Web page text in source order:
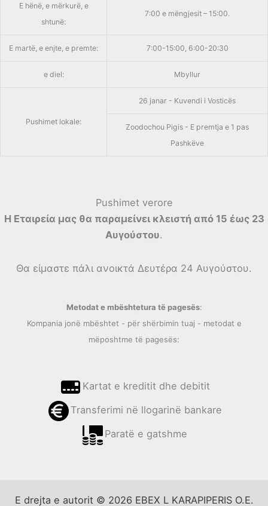
E hënë, e mërkurë, e
shtunë:
7:00 e mëngjesit – 15:00.
E martë, e enjte, e premte: 7:00-15:00, 6:00-20:30
e diel: Mbyllur
Pushimet lokale:
26 janar - Kuvendi i Vosticës
Zoodochou Pigis - E premtja e 1 pas
Pashkëve
Pushimet verore
Η Εταιρεία μας θα παραμείνει κλειστή από 15 έως 23
Αυγούστου.
Θα είμαστε πάλι ανοικτά Δευτέρα 24 Αυγούστου.
Metodat e mbështetura të pagesës:
Kompania jonë mbështet - për shërbimin tuaj - metodat e
mëposhtme të pagesës:
Kartat e kreditit dhe debitit
Transferimi në llogarinë bankare
Paratë e gatshme
E drejta e autorit © 2026 EBEX L KARAPIPERIS O.E.